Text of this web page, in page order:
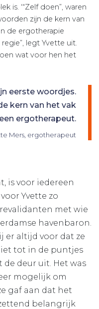
is. ‘“Zelf doen”, waren
zijn de kern van
de ergotherapie
legt Yvette uit.
wat voor hen het
eerste woordjes.
kern van het vak
ergotherapeut.
Mers, ergotherapeut
is voor iedereen
Yvette zo
revalidanten met wie
havenbaron.
er altijd voor dat ze
tot in de puntjes
deur uit. Het was
mogelijk om
gaf aan dat het
belangrijk